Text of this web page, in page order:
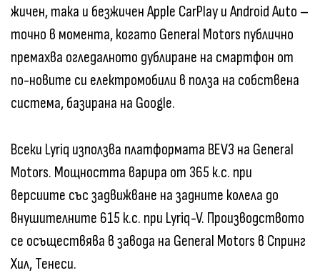
жичен, така и безжичен Apple CarPlay и Android Auto –
точно в момента, когато General Motors публично
премахва огледалното дублиране на смартфон от
по-новите си електромобили в полза на собствена
система, базирана на Google.
Всеки Lyriq използва платформата BEV3 на General
Motors. Мощността варира от 365 к.с. при
версиите със задвижване на задните колела до
внушителните 615 к.с. при Lyriq-V. Производството
се осъществява в завода на General Motors в Спринг
Хил, Тенеси.